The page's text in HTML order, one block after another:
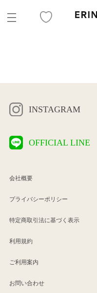
INSTAGRAM
OFFICIAL LINE
会社概要
プライバシーポリシー
特定商取引法に基づく表示
利用規約
ご利用案内
お問い合わせ